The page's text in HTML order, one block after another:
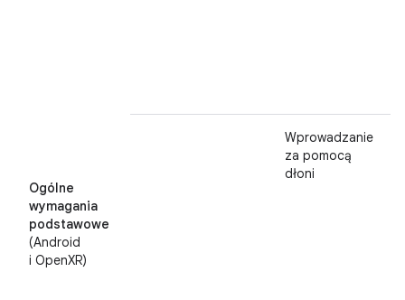
Ogólne
wymagania
podstawowe
(Android
i OpenXR)
Wprowadzanie
za pomocą
dłoni